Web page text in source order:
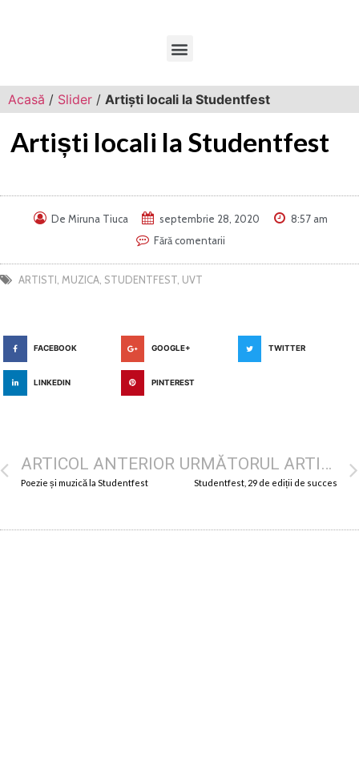
Acasă / Slider / Artiști locali la Studentfest
Artiști locali la Studentfest
De Miruna Tiuca septembrie 28, 2020
8:57 am
Fără comentarii
ARTISTI MUZICA STUDENTFEST UVT
FACEBOOK GOOGLE+ TWITTER
LINKEDIN PINTEREST
ARTICOL ANTERIOR
Poezie și muzică la Studentfest
URMĂTORUL ARTICOL
Studentfest, 29 de ediții de succes